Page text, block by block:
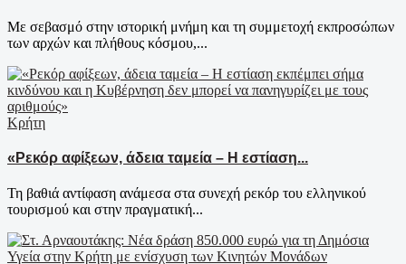
Με σεβασμό στην ιστορική μνήμη και τη συμμετοχή εκπροσώπων
των αρχών και πλήθους κόσμου,...
Κρήτη
«Ρεκόρ αφίξεων, άδεια ταμεία – Η εστίαση...
Τη βαθιά αντίφαση ανάμεσα στα συνεχή ρεκόρ του ελληνικού
τουρισμού και στην πραγματική...